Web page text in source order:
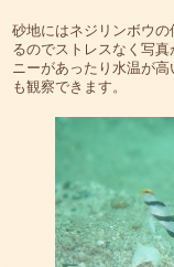
砂地にはネジリンボウ
るのでストレスなく写
ニーがあったり水温が
も観察できます。